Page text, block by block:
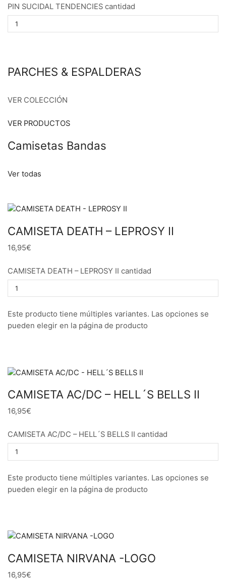
PIN SUCIDAL TENDENCIES cantidad
PARCHES & ESPALDERAS
VER COLECCIÓN
VER PRODUCTOS
Camisetas Bandas
Ver todas
CAMISETA DEATH – LEPROSY II
16,95€
CAMISETA DEATH – LEPROSY II cantidad
Este producto tiene múltiples variantes. Las opciones se
pueden elegir en la página de producto
CAMISETA AC/DC – HELL´S BELLS II
16,95€
CAMISETA AC/DC – HELL´S BELLS II cantidad
Este producto tiene múltiples variantes. Las opciones se
pueden elegir en la página de producto
CAMISETA NIRVANA -LOGO
16,95€